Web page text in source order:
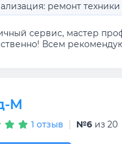
ремонт
сервис, мастер
Всем
М
1 отзыв №6 из 20